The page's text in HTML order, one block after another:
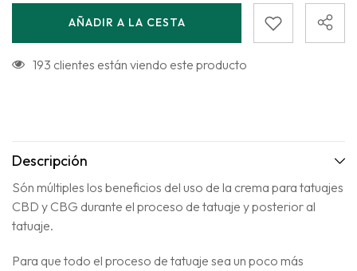
TATTO
AÑADIR A LA CESTA
193 clientes están viendo este producto
Descripción
Són múltiples los beneficios del uso de la crema para tatuajes
CBD y CBG durante el proceso de tatuaje y posterior al
tatuaje.
Para que todo el proceso de tatuaje sea un poco más